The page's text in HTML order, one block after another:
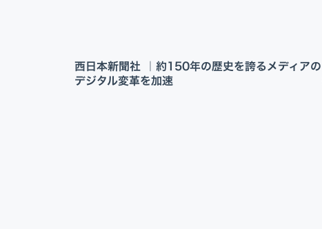
西日本新聞社 ｜約150年の歴史を誇るメディアの
デジタル変革を加速